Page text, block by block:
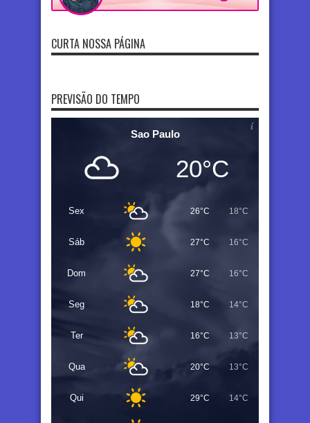
CURTA NOSSA PÁGINA
PREVISÃO DO TEMPO
Sao Paulo
20°C
Sex 26°C 18°C
Sáb 27°C 16°C
Dom 27°C 16°C
Seg 18°C 14°C
Ter 16°C 13°C
Qua 20°C 13°C
Qui 29°C 14°C